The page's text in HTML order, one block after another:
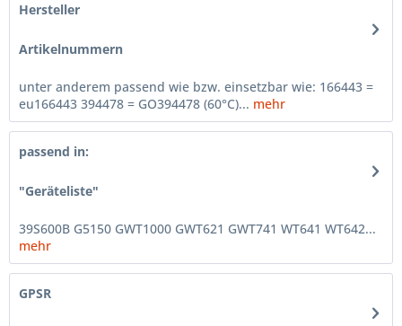
Hersteller
Artikelnummern
unter anderem passend wie bzw. einsetzbar wie: 166443 =
eu166443 394478 = GO394478 (60°C)... mehr
passend in:
"Geräteliste"
39S600B G5150 GWT1000 GWT621 GWT741 WT641 WT642...
mehr
GPSR